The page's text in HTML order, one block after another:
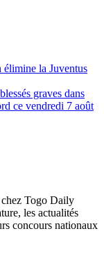
la Juventus
graves dans
ce vendredi 7 août
chez Togo Daily
les actualités
concours nationaux